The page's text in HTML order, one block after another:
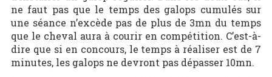
ne faut pas que le temps des galops cumulés sur
une séance n’excède pas de plus de 3mn du temps
que le cheval aura à courir en compétition. C’est-à-
dire que si en concours, le temps à réaliser est de 7
minutes, les galops ne devront pas dépasser 10mn.